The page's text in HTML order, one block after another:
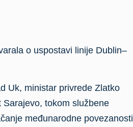
o uspostavi linije Dublin–
Uk, ministar privrede Zlatko
tokom službene
međunarodne povezanosti